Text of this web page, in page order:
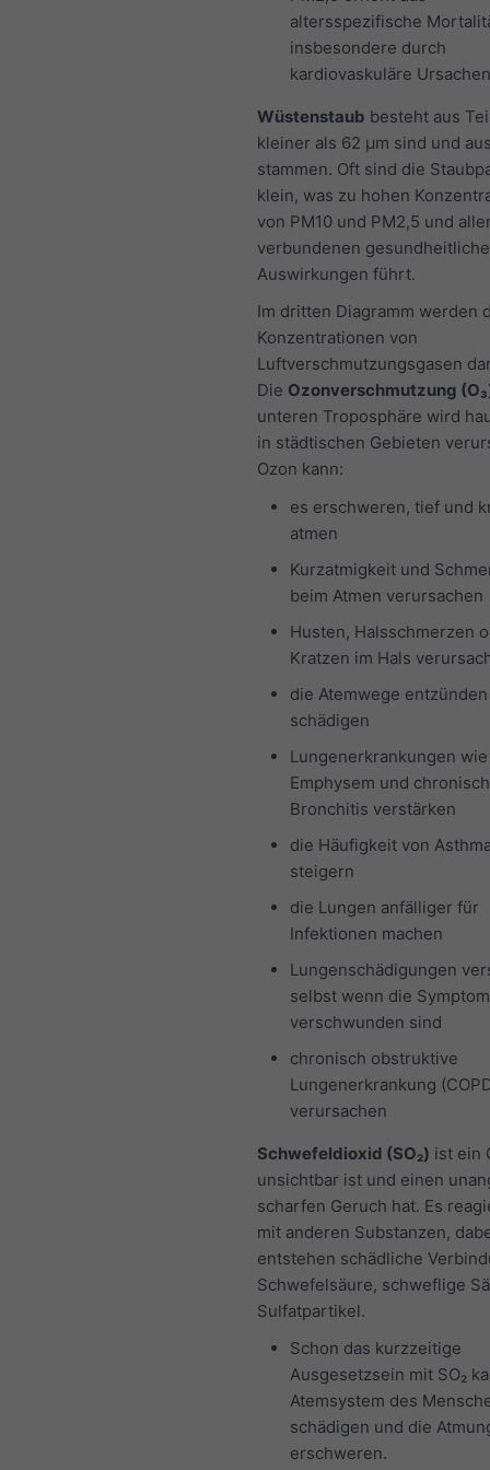
altersspezifische
insbesondere durch
kardiovaskuläre
Wüstenstaub besteht aus
kleiner als 62 μm sind und
stammen. Oft sind die
klein, was zu hohen
von PM10 und PM2,5 und
verbundenen
Auswirkungen führt.
Im dritten Diagramm werden
Konzentrationen von
Luftverschmutzungsgasen
Die Ozonverschmutzung
unteren Troposphäre wird
in städtischen Gebieten
Ozon kann:
es erschweren, tief und
atmen
Kurzatmigkeit und
beim Atmen verursachen
Husten, Halsschmerzen
Kratzen im Hals
die Atemwege
schädigen
Lungenerkrankungen
Emphysem und
Bronchitis verstärken
die Häufigkeit von
steigern
die Lungen anfälliger für
Infektionen machen
Lungenschädigungen
selbst wenn die
verschwunden sind
chronisch obstruktive
Lungenerkrankung
verursachen
Schwefeldioxid (SO₂) ist ein
unsichtbar ist und einen
scharfen Geruch hat. Es
mit anderen Substanzen,
entstehen schädliche
Schwefelsäure, schweflige
Sulfatpartikel.
Schon das kurzzeitige
Ausgesetzsein mit SO₂
Atemsystem des
schädigen und die
erschweren.